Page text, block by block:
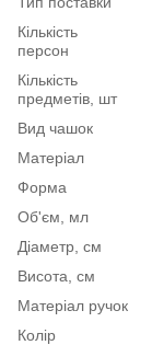
Кількість
персон
Кількість
предметів, шт
Вид чашок
Матеріал
Форма
Об'єм, мл
Діаметр, см
Висота, см
Матеріал ручок
Колір